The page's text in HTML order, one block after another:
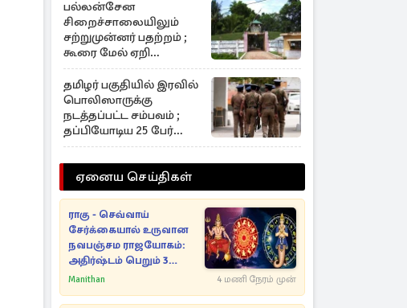
பல்லன்சேன
சிறைச்சாலையிலும்
சற்றுமுன்னர் பதற்றம் ;
கூரை மேல் ஏறி
கைதிகள் போராட்டம்
தமிழர் பகுதியில் இரவில்
பொலிஸாருக்கு
நடத்தப்பட்ட சம்பவம் ;
தப்பியோடிய 25 பேர்
கொண்ட குழு
ஏனைய செய்திகள்
ராகு - செவ்வாய்
சேர்க்கையால் உருவான
நவபஞ்சம ராஜயோகம்:
அதிர்ஷ்டம் பெறும் 3
ராசிகள்!
Manithan 4 மணி நேரம் முன்